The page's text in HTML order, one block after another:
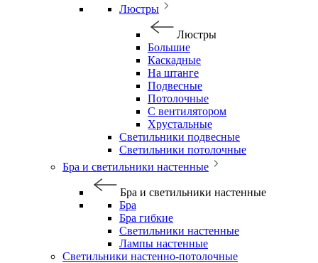
Люстры
Люстры
Большие
Каскадные
На штанге
Подвесные
Потолочные
С вентилятором
Хрустальные
Светильники подвесные
Светильники потолочные
Бра и светильники настенные
Бра и светильники настенные
Бра
Бра гибкие
Светильники настенные
Лампы настенные
Светильники настенно-потолочные